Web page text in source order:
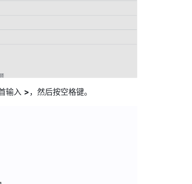
输入 >，然后按空格键。